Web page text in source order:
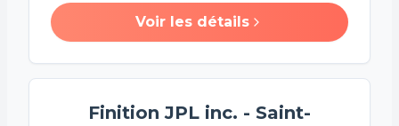
Voir les détails
Finition JPL inc. - Saint-